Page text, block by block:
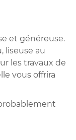
et généreuse.
liseuse au
les travaux de
vous offrira